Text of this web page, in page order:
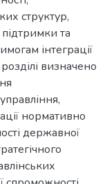
структур,
та
інтеграції
визначено
нормативно
державної